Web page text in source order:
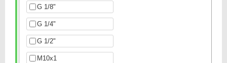
G 1/8"
G 1/4"
G 1/2"
M10x1